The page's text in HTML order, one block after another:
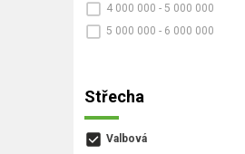
4 000 000 - 5 000 000
5 000 000 - 6 000 000
Střecha
Valbová